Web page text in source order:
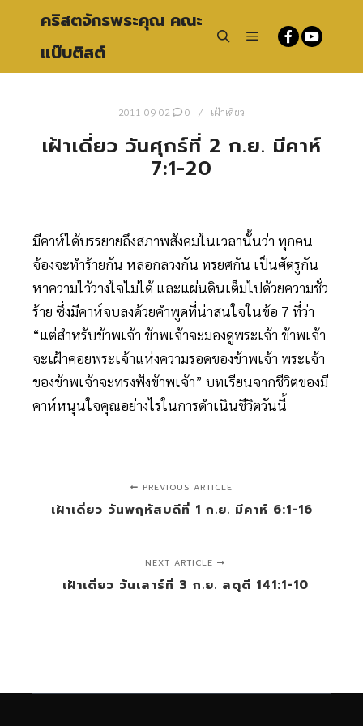
คริสตจักรพระคุณ คณะ
แบ๊บติสต์
2011-09-02 0 เฝ้าเดี่ยว
เฝ้าเดี่ยว วันศุกร์ที่ 2 ก.ย. มีคาห์
7:1-20
มีคาห์ได้บรรยายถึงสภาพสังคมในเวลานั้นว่า ทุกคน
จ้องจะทำร้ายกัน หลอกลวงกัน ทรยศกัน เป็นศัตรูกัน
หาความไว้วางใจไม่ได้ และแผ่นดินเต็มไปด้วยความชั่ว
ร้าย ซึ่งมีคาห์จบลงด้วยคำพูดที่น่าสนใจในข้อ 7 ที่ว่า
“แต่สำหรับข้าพเจ้า ข้าพเจ้าจะมองดูพระเจ้า ข้าพเจ้า
จะเฝ้าคอยพระเจ้าแห่งความรอดของข้าพเจ้า พระเจ้า
ของข้าพเจ้าจะทรงฟังข้าพเจ้า” บทเรียนจากชีวิตของมี
คาห์หนุนใจคุณอย่างไรในการดำเนินชีวิตวันนี้
PREVIOUS ARTICLE
เฝ้าเดี่ยว วันพฤหัสบดีที่ 1 ก.ย. มีคาห์ 6:1-16
NEXT ARTICLE
เฝ้าเดี่ยว วันเสาร์ที่ 3 ก.ย. สดุดี 141:1-10